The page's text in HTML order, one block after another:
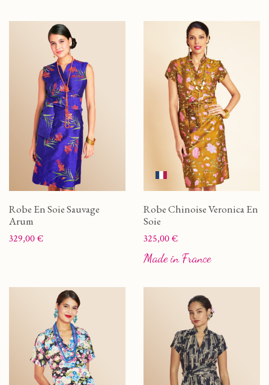
Robe En Soie Sauvage
Arum
Prix
329,00 €
Robe Chinoise Veronica En
Soie
Prix
325,00 €
Made in France